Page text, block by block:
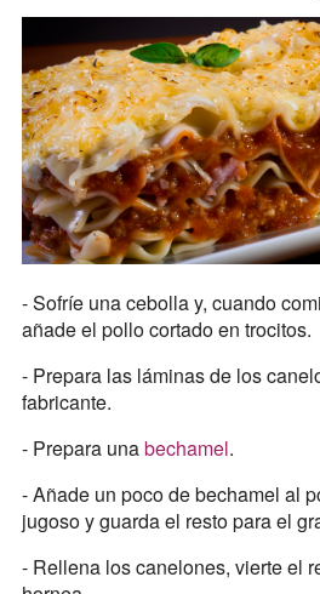
- Sofríe una cebolla y, cuando
añade el pollo cortado en trocitos.
- Prepara las láminas de los
fabricante.
- Prepara unabechamel.
- Añade un poco de bechamel al
jugoso y guarda el resto para el
- Rellena los canelones, vierte el